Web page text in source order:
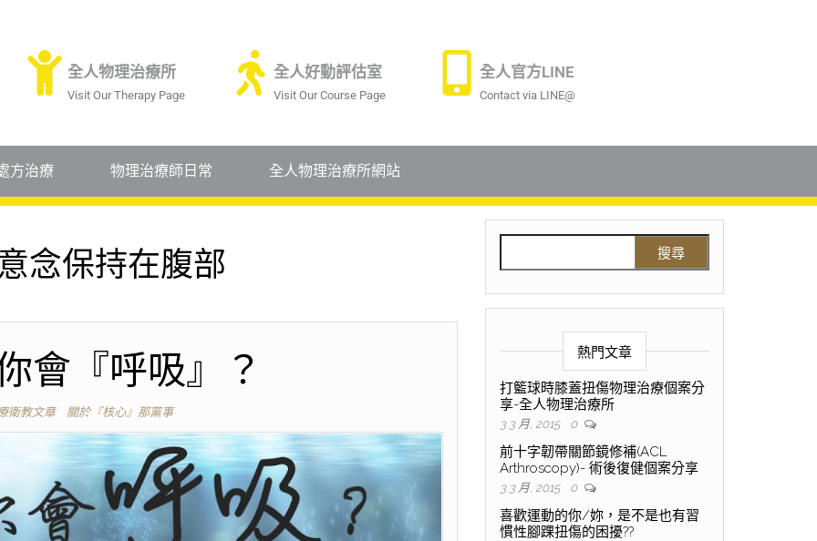
全人物理治療所
Visit Our Therapy Page
全人好動評估室
Visit Our Course Page
全人官方LINE
Contact via LINE@
方治療 物理治療師日常 全人物理治療所網站
念保持在腹部
會『呼吸』？
衛教文章 關於『核心』那黨事
熱門文章
打籃球時膝蓋扭傷物理治療個案分
享-全人物理治療所
3 3 月, 2015 0
前十字韌帶關節鏡修補(ACL
Arthroscopy)- 術後復健個案分享
3 3 月, 2015 0
喜歡運動的你/妳，是不是也有習
慣性腳踝扭傷的困擾??